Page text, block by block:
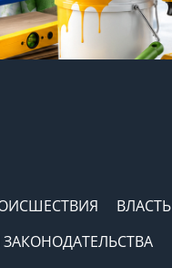
ВЛАСТЬ